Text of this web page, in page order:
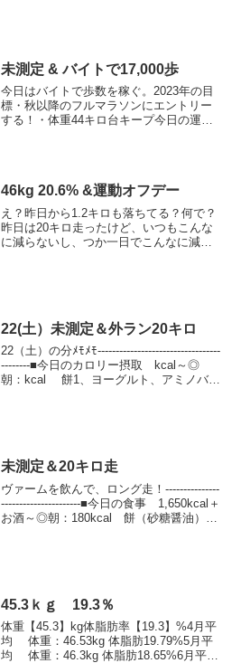
未測定 & バイトで17,000歩
今日はバイトで歩数を稼ぐ。2023年の目
標・秋以降のフルマラソンにエントリー
する！・体重44キロ台キープ今日の運動
46kg 20.6% &運動オフデー
え？昨日から1.2キロも落ちてる？何で？
昨日は20キロ走ったけど、いつもこんな
に減らないし、つか一日でこんなに減る
22(土）未測定＆外ラン20キロ
22（土）の分ﾒﾓﾒﾓ----------------------------------
--------■今日のカロリー摂取 kcal～◎
朝：kcal 餅1、ヨーグルト、アミノバイ
未測定＆20キロ走
ヴァームを飲んで、ロング走！---------------
----------------------■今日の食事 1,650kcal＋
お酒～◎朝：180kcal 餅（砂糖醤油）、
45.3ｋｇ 19.3％
体重【45.3】kg体脂肪率【19.3】%4月平
均 体重：46.53kg 体脂肪19.79%5月平
均 体重：46.3kg 体脂肪18.65%6月平